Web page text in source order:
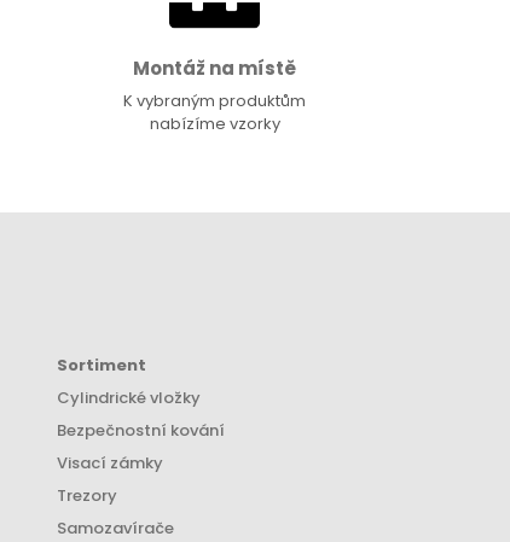
Montáž na místě
K vybraným produktům
nabízíme vzorky
Sortiment
Cylindrické vložky
Bezpečnostní kování
Visací zámky
Trezory
Samozavírače